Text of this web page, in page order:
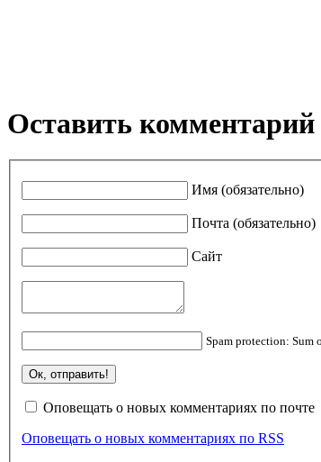
Оставить комментарий
Имя (обязательно)
Почта (обязательно)
Сайт
Spam protection: Sum
Оповещать о новых комментариях по почте
Оповещать о новых комментариях по RSS